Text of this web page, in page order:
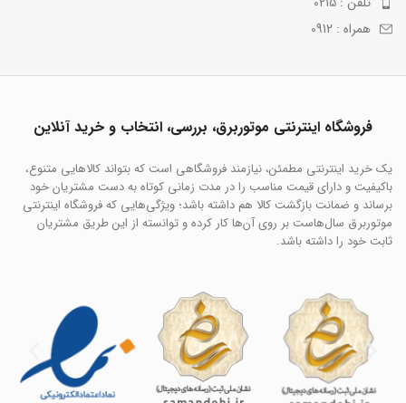
همراه : 0912
فروشگاه اینترنتی موتوربرق، بررسی، انتخاب و خرید آنلاین
یک خرید اینترنتی مطمئن، نیازمند فروشگاهی است که بتواند کالاهایی متنوع،
باکیفیت و دارای قیمت مناسب را در مدت زمانی کوتاه به دست مشتریان خود
برساند و ضمانت بازگشت کالا هم داشته باشد؛ ویژگی‌هایی که فروشگاه اینترنتی
موتوربرق سال‌هاست بر روی آن‌ها کار کرده و توانسته از این طریق مشتریان
ثابت خود را داشته باشد.